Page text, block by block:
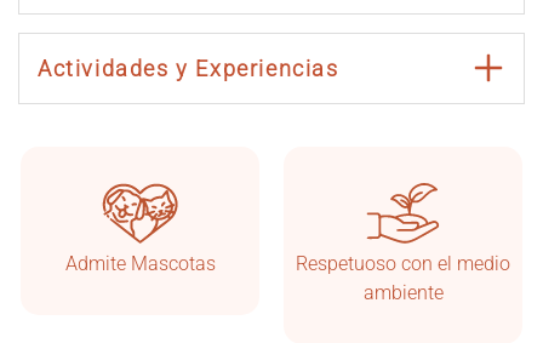
Taşkonaklar
Actividades y Experiencias
Admite Mascotas
Respetuoso con el medio
ambiente